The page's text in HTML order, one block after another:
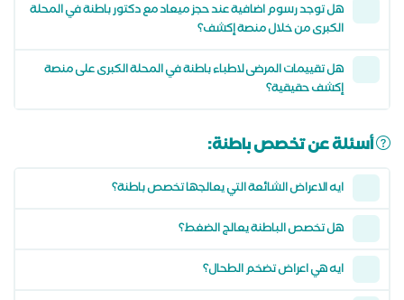
هل توجد رسوم اضافية عند حجز ميعاد مع دكتور باطنة في المحلة
الكبرى من خلال منصة إكشف؟
هل تقييمات المرضى لاطباء باطنة في المحلة الكبرى على منصة
إكشف حقيقية؟
أسئلة عن تخصص باطنة:
ايه الاعراض الشائعة التي يعالجها تخصص باطنة؟
هل تخصص الباطنة يعالج الضغط؟
ايه هي اعراض تضخم الطحال؟